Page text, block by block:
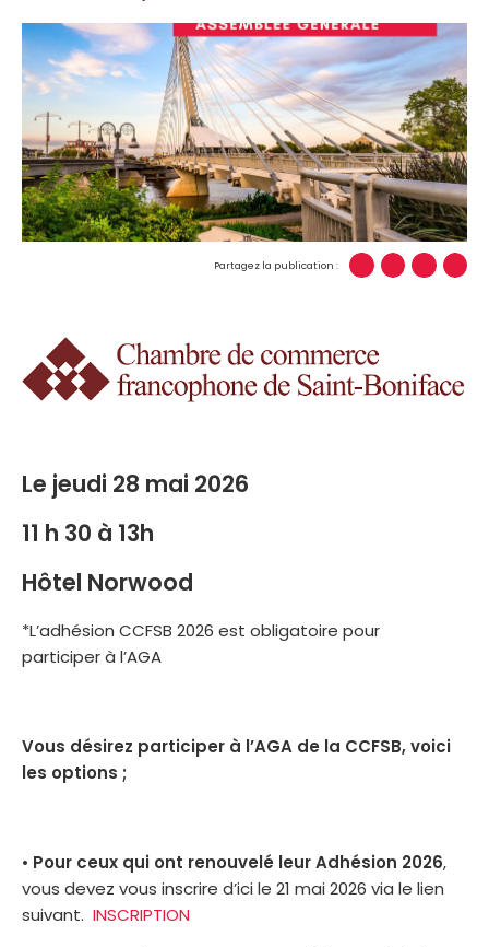
Partagez la publication :
Le jeudi 28 mai 2026
11 h 30 à 13h
Hôtel Norwood
*L’adhésion CCFSB 2026 est obligatoire pour
participer à l’AGA
Vous désirez participer à l’AGA de la CCFSB, voici
les options ;
• Pour ceux qui ont renouvelé leur Adhésion 2026,
vous devez vous inscrire d’ici le 21 mai 2026 via le lien
suivant. INSCRIPTION